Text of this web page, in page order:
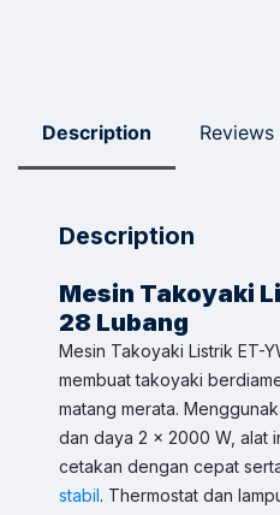
Description Reviews
Description
Mesin Takoyaki
28 Lubang
Mesin Takoyaki Listrik ET-
membuat takoyaki
matang merata.
dan daya 2 x 2000 W, alat
cetakan dengan cepat
stabil. Thermostat dan